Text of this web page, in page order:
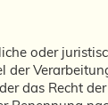
oder
das Recht